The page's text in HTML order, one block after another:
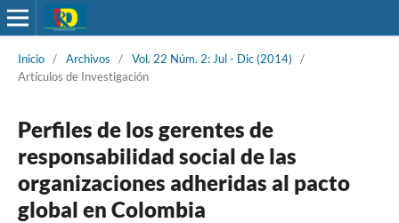
Inicio / Archivos / Vol. 22 Núm. 2: Jul - Dic (2014)
/
Artículos de Investigación
Perfiles de los gerentes de
responsabilidad social de las
organizaciones adheridas al pacto
global en Colombia